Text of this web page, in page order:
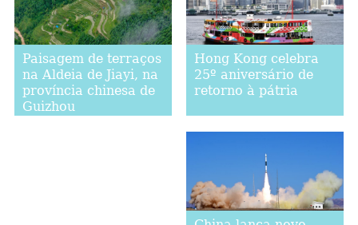
Paisagem de terraços
na Aldeia de Jiayi, na
província chinesa de
Guizhou
Hong Kong celebra
25º aniversário de
retorno à pátria